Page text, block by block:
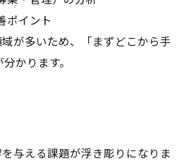
ポイント
が多いため、「まずどこから手
かります。
与える課題が浮き彫りになりま